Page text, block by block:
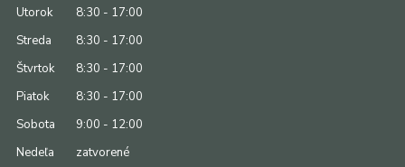
Utorok
8:30 - 17:00
Streda
8:30 - 17:00
Štvrtok
8:30 - 17:00
Piatok
8:30 - 17:00
Sobota
9:00 - 12:00
Nedeľa
zatvorené